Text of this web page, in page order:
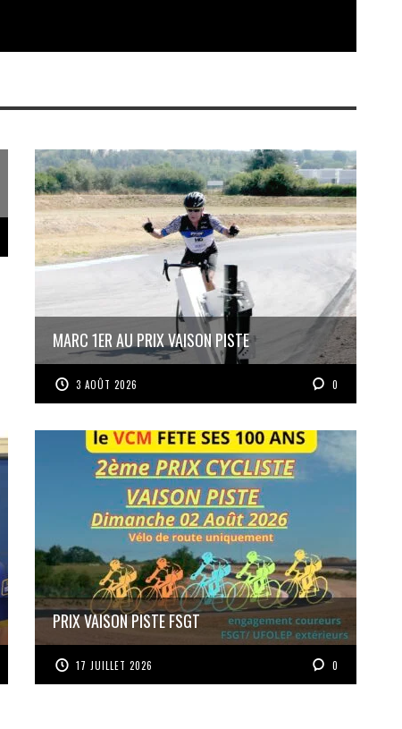
MARC 1ER AU PRIX VAISON PISTE
3 AOÛT 2026 0
PRIX VAISON PISTE FSGT
17 JUILLET 2026 0